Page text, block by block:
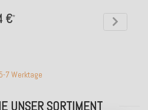
€*
7 Werktage
UNSER SORTIMENT